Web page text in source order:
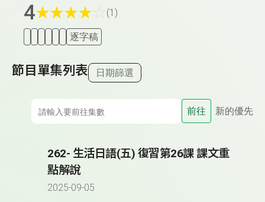
4★★★★ (1)
逐字稿
節目單集列表 日期篩選
前往 新的優先
262- 生活日語(五) 復習第26課 課文重
點解說
2025-09-05